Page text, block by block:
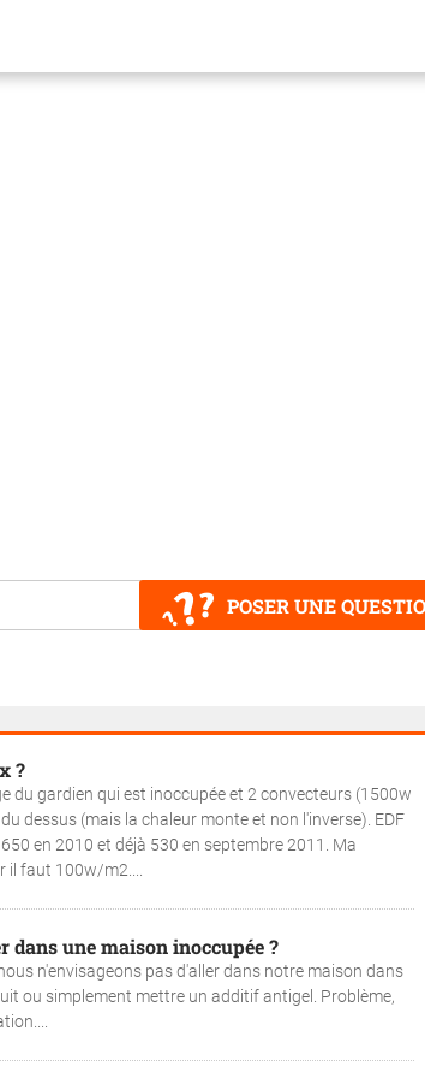
POSER UNE
?
du gardien qui est inoccupée et 2 convecteurs (1500w
dessus (mais la chaleur monte et non l'inverse). EDF
en 2010 et déjà 530 en septembre 2011. Ma
faut 100w/m2....
une maison inoccupée ?
n'envisageons pas d'aller dans notre maison dans
ou simplement mettre un additif antigel. Problème,